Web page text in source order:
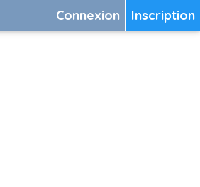
Inscription
Connexion